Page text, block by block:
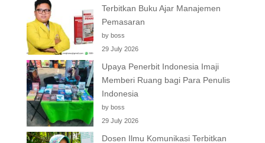
Terbitkan Buku Ajar Manajemen
Pemasaran
by boss
29 July 2026
Upaya Penerbit Indonesia Imaji
Memberi Ruang bagi Para Penulis
Indonesia
by boss
29 July 2026
Dosen Ilmu Komunikasi Terbitkan